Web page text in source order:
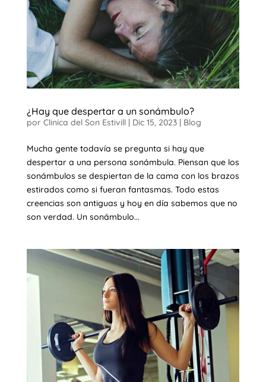
¿Hay que despertar a un sonámbulo?
por Clinica del Son Estivill| Dic 15, 2023| Blog
Mucha gente todavía se pregunta si hay que
despertar a una persona sonámbula. Piensan que los
sonámbulos se despiertan de la cama con los brazos
estirados como si fueran fantasmas. Todo estas
creencias son antiguas y hoy en día sabemos que no
son verdad. Un sonámbulo...